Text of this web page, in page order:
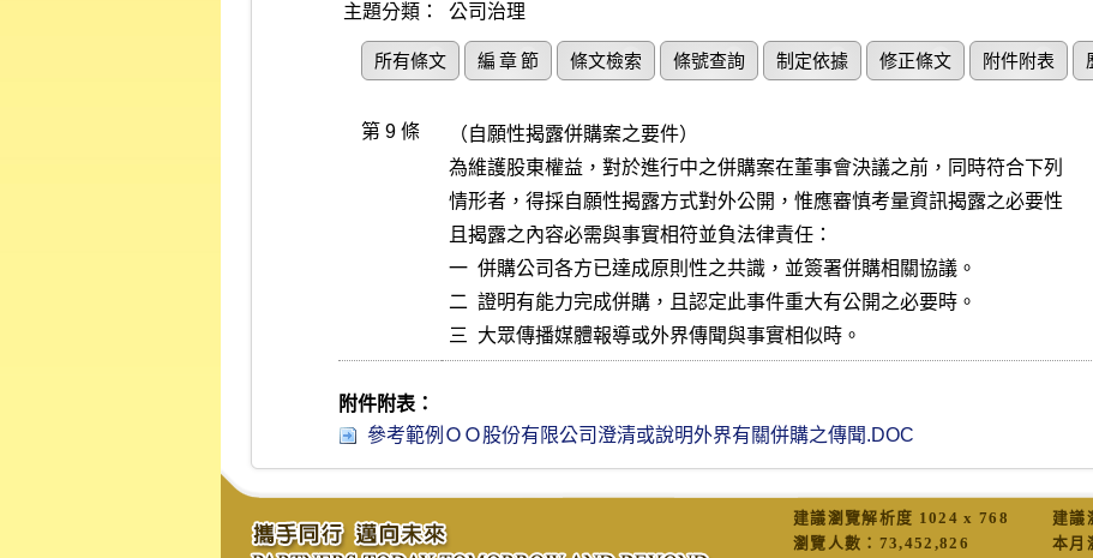
主題分類： 公司治理
所有條文 編 章 節 條文檢索 條號查詢 制定依據 修正條文 附件附表
第 9 條
（自願性揭露併購案之要件）
為維護股東權益，對於進行中之併購案在董事會決議之前，同時符合下列
情形者，得採自願性揭露方式對外公開，惟應審慎考量資訊揭露之必要性
且揭露之內容必需與事實相符並負法律責任：
一  併購公司各方已達成原則性之共識，並簽署併購相關協議。
二  證明有能力完成併購，且認定此事件重大有公開之必要時。
三  大眾傳播媒體報導或外界傳聞與事實相似時。
附件附表：
參考範例ＯＯ股份有限公司澄清或說明外界有關併購之傳聞.DOC
建議瀏覽解析度 1024 x 768 建議
瀏覽人數： 73,452,826 本月